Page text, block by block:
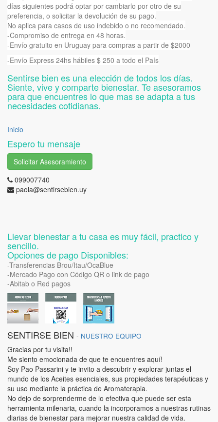
días siguientes podrá optar por cambiarlo por otro de su
preferencia, o solicitar la devolución de su pago.
No aplica para casos de uso indebido o no recomendado.
-Compromiso de entrega en 48 horas.
-Envío gratuito en Uruguay para compras a partir de $2000
-Envío Express 24hs hábiles $ 250 a todo el País
Sentirse bien es una elección de todos los días.
Siente, vive y comparte bienestar. Te asesoramos
para que encuentres lo que mas se adapta a tus
necesidades cotidianas.
Inicio
Espero tu mensaje
Solicitar Asesoramiento
099007740
paola@sentirsebien.uy
Llevar bienestar a tu casa es muy fácil, practico y
sencillo.
Opciones de pago Disponibles:
-Transferencias Brou/Itau/OcaBlue
-Mercado Pago con Código QR o link de pago
-Abitab o Red pagos
SENTIRSE BIEN - NUESTRO EQUIPO
Gracias por tu visita!!
Me siento emocionada de que te encuentres aquí!
Soy Pao Passarini y te invito a descubrir y explorar juntas el
mundo de los Aceites esenciales, sus propiedades terapéuticas y
su uso mediante la práctica de Aromaterapia.
No dejo de sorprenderme de lo efectiva que puede ser esta
herramienta milenaria, cuando la incorporamos a nuestras rutinas
diarias de bienestar para mejorar nuestra calidad de vida.